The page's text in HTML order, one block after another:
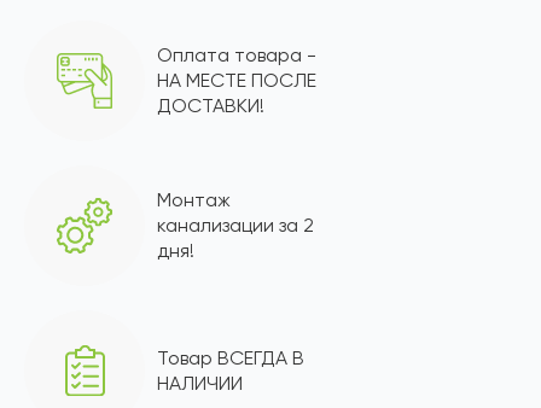
Оплата товара -
НА МЕСТЕ ПОСЛЕ
ДОСТАВКИ!
Монтаж
канализации за 2
дня!
Товар ВСЕГДА В
НАЛИЧИИ